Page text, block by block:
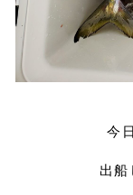
今
出船